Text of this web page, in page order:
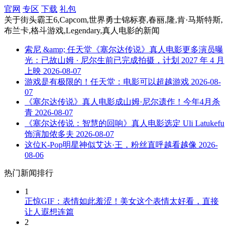
官网 专区 下载 礼包
关于街头霸王6,Capcom,世界勇士锦标赛,春丽,隆,肯·马斯特斯,
布兰卡,格斗游戏,Legendary,真人电影的新闻
索尼 &amp; 任天堂《塞尔达传说》真人电影更多演员曝
光：已故山姆 · 尼尔生前已完成拍摄，计划 2027 年 4 月
上映 2026-08-07
游戏是有极限的！任天堂：电影可以超越游戏 2026-08-
07
《塞尔达传说》真人电影成山姆·尼尔遗作！今年4月杀
青 2026-08-07
《塞尔达传说：智慧的回响》真人电影选定 Uli Latukefu
饰演加侬多夫 2026-08-07
这位K-Pop明星神似艾达·王，粉丝直呼越看越像 2026-
08-06
热门新闻排行
1
正惊GIF：表情如此羞涩！美女这个表情太好看，直接
让人遐想连篇
2